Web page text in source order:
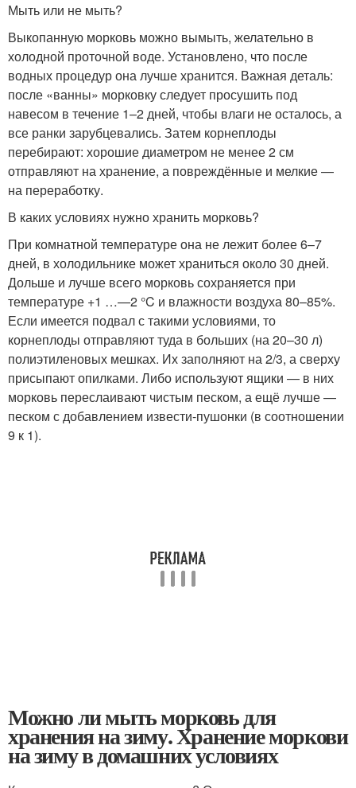
Мыть или не мыть?
Выкопанную морковь можно вымыть, желательно в
холодной проточной воде. Установлено, что после
водных процедур она лучше хранится. Важная деталь:
после «ванны» морковку следует просушить под
навесом в течение 1–2 дней, чтобы влаги не осталось, а
все ранки зарубцевались. Затем корнеплоды
перебирают: хорошие диаметром не менее 2 см
отправляют на хранение, а повреждённые и мелкие —
на переработку.
В каких условиях нужно хранить морковь?
При комнатной температуре она не лежит более 6–7
дней, в холодильнике может храниться около 30 дней.
Дольше и лучше всего морковь сохраняется при
температуре +1 …—2 °C и влажности воздуха 80–85%.
Если имеется подвал с такими условиями, то
корнеплоды отправляют туда в больших (на 20–30 л)
полиэтиленовых мешках. Их заполняют на 2/3, а сверху
присыпают опилками. Либо используют ящики — в них
морковь переслаивают чистым песком, а ещё лучше —
песком с добавлением извести-пушонки (в соотношении
9 к 1).
Можно ли мыть морковь для
хранения на зиму. Хранение моркови
на зиму в домашних условиях